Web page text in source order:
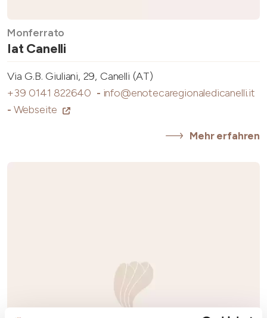
Monferrato
Iat Canelli
Via G.B. Giuliani, 29, Canelli (AT)
+39 0141 822640 - info@enotecaregionaledicanelli.it
- Webseite
Mehr erfahren